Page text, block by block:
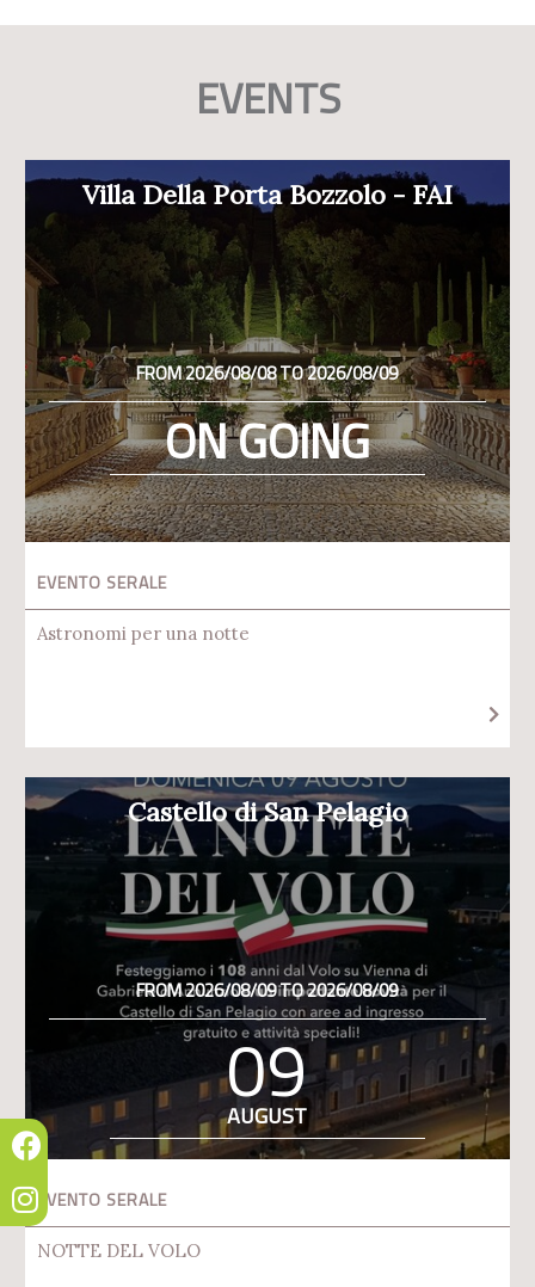
EVENTS
Villa Della Porta Bozzolo - FAI
FROM 2026/08/08 TO 2026/08/09
ON GOING
EVENTO SERALE
Astronomi per una notte
Castello di San Pelagio
FROM 2026/08/09 TO 2026/08/09
09
AUGUST
EVENTO SERALE
NOTTE DEL VOLO